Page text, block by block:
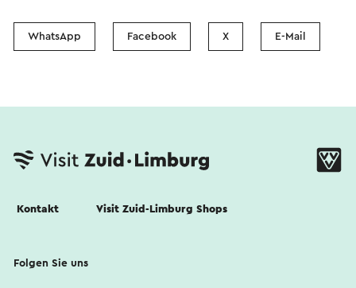
WhatsApp Facebook X E-Mail
Kontakt Visit Zuid-Limburg Shops
Folgen Sie uns